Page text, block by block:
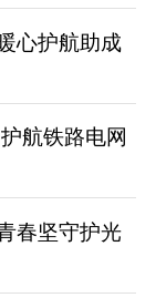
心护航助成
航铁路电网
春坚守护光